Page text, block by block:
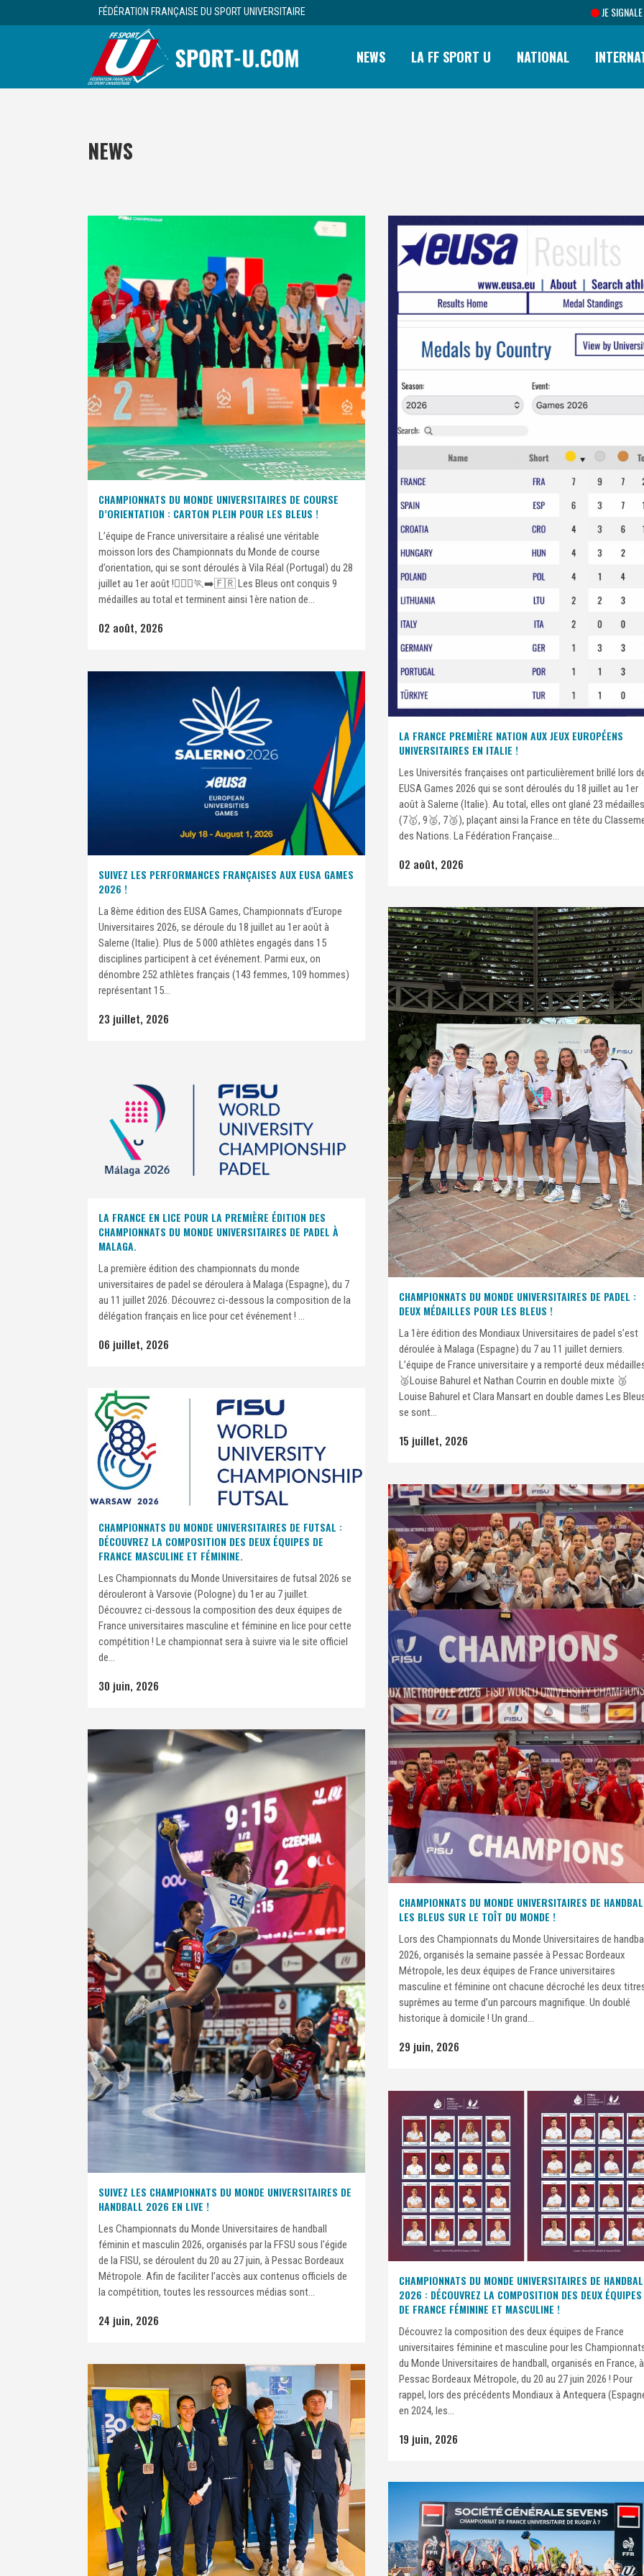
FÉDÉRATION FRANÇAISE DU SPORT UNIVERSITAIRE JE SIGNALE
NEWS LA FF SPORT U NATIONAL
NEWS
CHAMPIONNATS DU MONDE UNIVERSITAIRES DE COURSE
D’ORIENTATION : CARTON PLEIN POUR LES BLEUS !
L’équipe de France universitaire a réalisé une véritable
moisson lors des Championnats du Monde de course
d’orientation, qui se sont déroulés à Vila Réal (Portugal) du 28
juillet au 1er août !🏃🏽‍♀️🏃‍➡️🇫🇷 Les Bleus ont conquis 9
médailles au total et terminent ainsi 1ère nation de...
02 août, 2026
LA FRANCE PREMIÈRE NATION AUX JEUX EUROPÉENS
UNIVERSITAIRES EN ITALIE !
Les Universités françaises ont particulièrement brillé lors
EUSA Games 2026 qui se sont déroulés du 18 juillet au 1er
août à Salerne (Italie). Au total, elles ont glané 23 médailles
(7🥇, 9🥈, 7🥉), plaçant ainsi la France en tête du
des Nations. La Fédération Française...
02 août, 2026
SUIVEZ LES PERFORMANCES FRANÇAISES AUX EUSA GAMES
2026 !
La 8ème édition des EUSA Games, Championnats d’Europe
Universitaires 2026, se déroule du 18 juillet au 1er août à
Salerne (Italie). Plus de 5 000 athlètes engagés dans 15
disciplines participent à cet événement. Parmi eux, on
dénombre 252 athlètes français (143 femmes, 109 hommes)
représentant 15...
23 juillet, 2026
CHAMPIONNATS DU MONDE UNIVERSITAIRES DE PADEL :
DEUX MÉDAILLES POUR LES BLEUS !
La 1ère édition des Mondiaux Universitaires de padel s’est
déroulée à Malaga (Espagne) du 7 au 11 juillet derniers.
L’équipe de France universitaire y a remporté deux
🥈Louise Bahurel et Nathan Courrin en double mixte 🥉
Louise Bahurel et Clara Mansart en double dames Les
se sont...
15 juillet, 2026
LA FRANCE EN LICE POUR LA PREMIÈRE ÉDITION DES
CHAMPIONNATS DU MONDE UNIVERSITAIRES DE PADEL À
MALAGA.
La première édition des championnats du monde
universitaires de padel se déroulera à Malaga (Espagne), du 7
au 11 juillet 2026. Découvrez ci-dessous la composition de la
délégation français en lice pour cet événement ! ...
06 juillet, 2026
CHAMPIONNATS DU MONDE UNIVERSITAIRES DE FUTSAL :
DÉCOUVREZ LA COMPOSITION DES DEUX ÉQUIPES DE
FRANCE MASCULINE ET FÉMININE.
Les Championnats du Monde Universitaires de futsal 2026 se
dérouleront à Varsovie (Pologne) du 1er au 7 juillet.
Découvrez ci-dessous la composition des deux équipes de
France universitaires masculine et féminine en lice pour cette
compétition ! Le championnat sera à suivre via le site officiel
de...
30 juin, 2026
CHAMPIONNATS DU MONDE UNIVERSITAIRES DE
LES BLEUS SUR LE TOÎT DU MONDE !
Lors des Championnats du Monde Universitaires de
2026, organisés la semaine passée à Pessac Bordeaux
Métropole, les deux équipes de France universitaires
masculine et féminine ont chacune décroché les deux
suprêmes au terme d’un parcours magnifique. Un doublé
historique à domicile ! Un grand...
29 juin, 2026
SUIVEZ LES CHAMPIONNATS DU MONDE UNIVERSITAIRES DE
HANDBALL 2026 EN LIVE !
Les Championnats du Monde Universitaires de handball
féminin et masculin 2026, organisés par la FFSU sous l'égide
de la FISU, se déroulent du 20 au 27 juin, à Pessac Bordeaux
Métropole. Afin de faciliter l’accès aux contenus officiels de
la compétition, toutes les ressources médias sont...
24 juin, 2026
CHAMPIONNATS DU MONDE UNIVERSITAIRES DE
2026 : DÉCOUVREZ LA COMPOSITION DES DEUX ÉQUIPES
DE FRANCE FÉMININE ET MASCULINE !
Découvrez la composition des deux équipes de France
universitaires féminine et masculine pour les
du Monde Universitaires de handball, organisés en France, à
Pessac Bordeaux Métropole, du 20 au 27 juin 2026 ! Pour
rappel, lors des précédents Mondiaux à Antequera
en 2024, les...
19 juin, 2026